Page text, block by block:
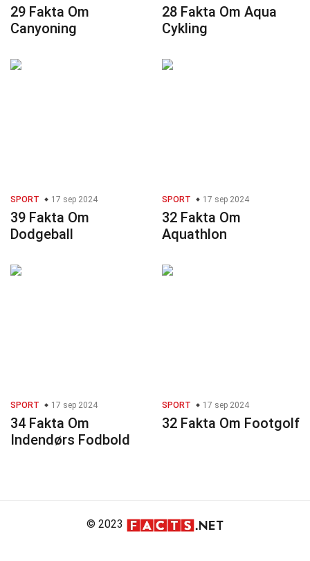
29 Fakta Om
Canyoning
28 Fakta Om Aqua
Cykling
SPORT 17 sep 2024
39 Fakta Om
Dodgeball
SPORT 17 sep 2024
32 Fakta Om
Aquathlon
SPORT 17 sep 2024
34 Fakta Om
Indendørs Fodbold
SPORT 17 sep 2024
32 Fakta Om Footgolf
© 2023